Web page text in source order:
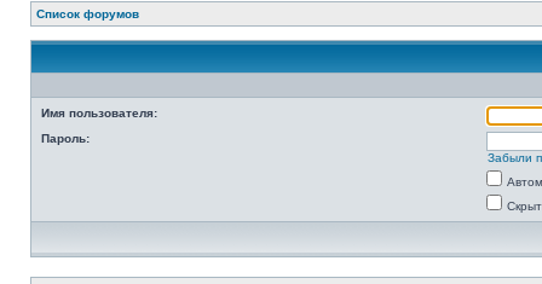
Список форумов
Имя пользователя:
Пароль:
Забыли